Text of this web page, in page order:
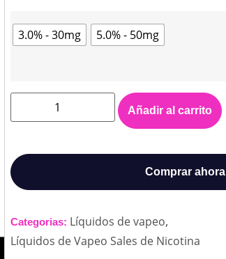
3.0% - 30mg 5.0% - 50mg
Añadir al carrito
Comprar ahora
Categorias: Líquidos de vapeo,
Líquidos de Vapeo Sales de Nicotina